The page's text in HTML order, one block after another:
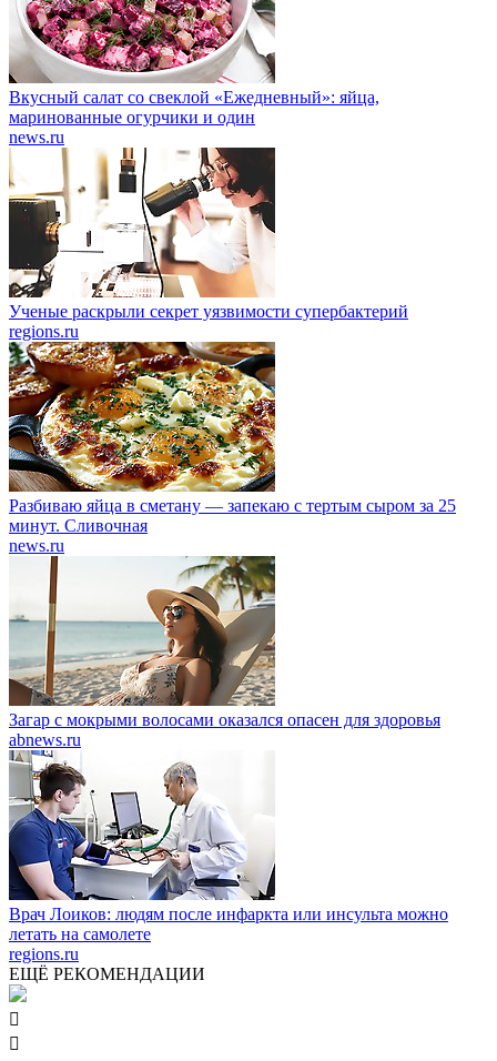
Вкусный салат со свеклой «Ежедневный»: яйца,
маринованные огурчики и один
news.ru
Ученые раскрыли секрет уязвимости супербактерий
regions.ru
Разбиваю яйца в сметану — запекаю с тертым сыром за 25
минут. Сливочная
news.ru
Загар с мокрыми волосами оказался опасен для здоровья
abnews.ru
Врач Лоиков: людям после инфаркта или инсульта можно
летать на самолете
regions.ru
ЕЩЁ РЕКОМЕНДАЦИИ

